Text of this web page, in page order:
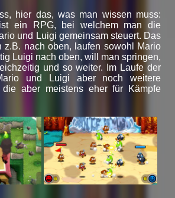
hier das, was man wissen muss:
ein RPG, bei welchem man die
und Luigi gemeinsam steuert. Das
z.B. nach oben, laufen sowohl Mario
Luigi nach oben, will man springen,
und so weiter. Im Laufe der
und Luigi aber noch weitere
aber meistens eher für Kämpfe